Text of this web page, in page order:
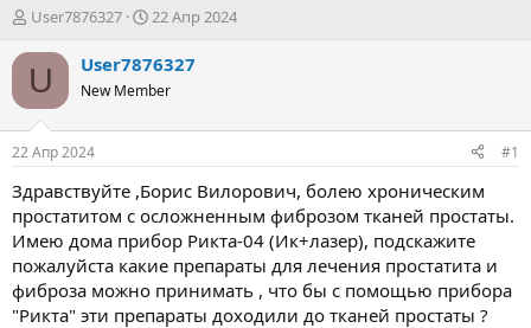
А
т
т
е
м
ы
User7876327
Д
т
н
а
л
22 Апр 2024
U User7876327
New Member
22 Апр 2024 #1
Здравствуйте ,Борис Вилорович, болею хроническим
простатитом с осложненным фиброзом тканей простаты.
Имею дома прибор Рикта-04 (Ик+лазер), подскажите
пожалуйста какие препараты для лечения простатита и
фиброза можно принимать , что бы с помощью прибора
"Рикта" эти препараты доходили до тканей простаты ?